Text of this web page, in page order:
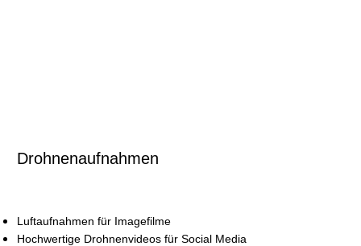
Luftaufnahmen für Imagefilme
Hochwertige Drohnenvideos für Social Media
Drohnenaufnahmen